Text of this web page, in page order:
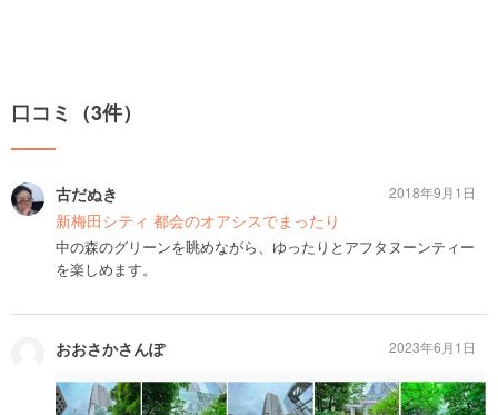
口コミ（3件）
古だぬき
新梅田シティ 都会のオアシスでまったり
中の森のグリーンを眺めながら、ゆったりとアフタヌーンティー
を楽しめます。
2018年9月1日
おおさかさんぽ 2023年6月1日